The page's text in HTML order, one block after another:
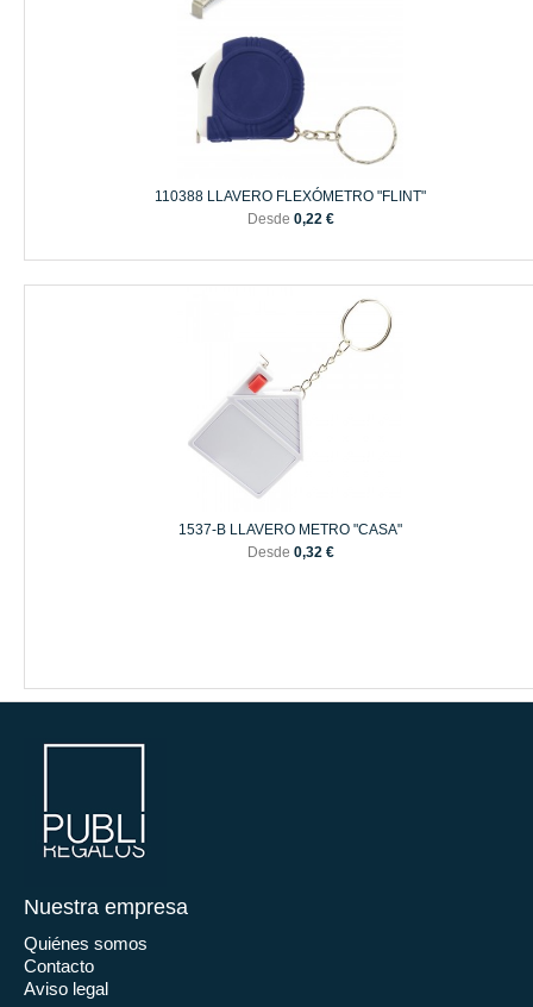
110388 LLAVERO FLEXÓMETRO "FLINT"
Desde 0,22 €
1537-B LLAVERO METRO "CASA"
Desde 0,32 €
Nuestra empresa
Quiénes somos
Contacto
Aviso legal